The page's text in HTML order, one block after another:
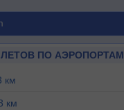
ПО АЭРОПОРТАМ
км
км